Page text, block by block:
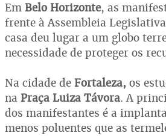
Em Belo Horizonte, as
frente à Assembleia
casa deu lugar a um globo
necessidade de proteger os
Na cidade de Fortaleza, os
na Praça Luiza Távora. A
dos manifestantes é a
menos poluentes que as